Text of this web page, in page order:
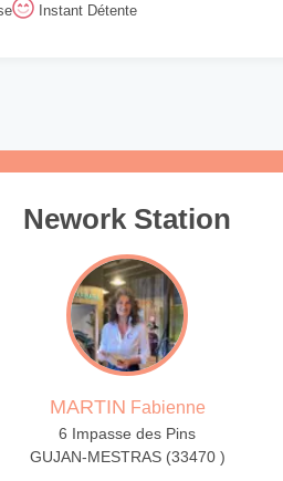
Instant Détente
Nework Station
MARTIN Fabienne
6 Impasse des Pins
GUJAN-MESTRAS (33470 )